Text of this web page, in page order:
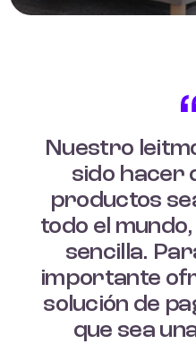
Nuestro
sido hacer
productos
todo el
sencilla.
importante
solución de
que sea